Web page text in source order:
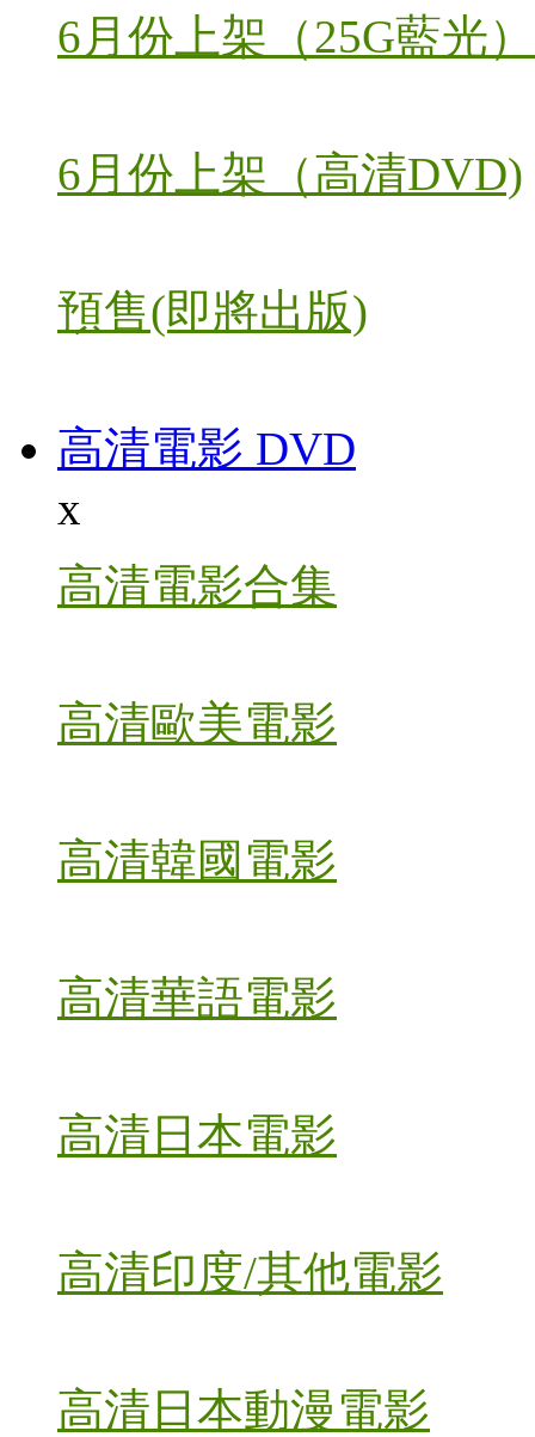
6月份上架（25G藍光）
6月份上架（高清DVD)
預售(即將出版)
高清電影 DVD
x
高清電影合集
高清歐美電影
高清韓國電影
高清華語電影
高清日本電影
高清印度/其他電影
高清日本動漫電影